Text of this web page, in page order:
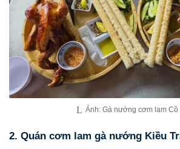
Ảnh: Gà nướng cơm lam Cô
2. Quán cơm lam gà nướng Kiều